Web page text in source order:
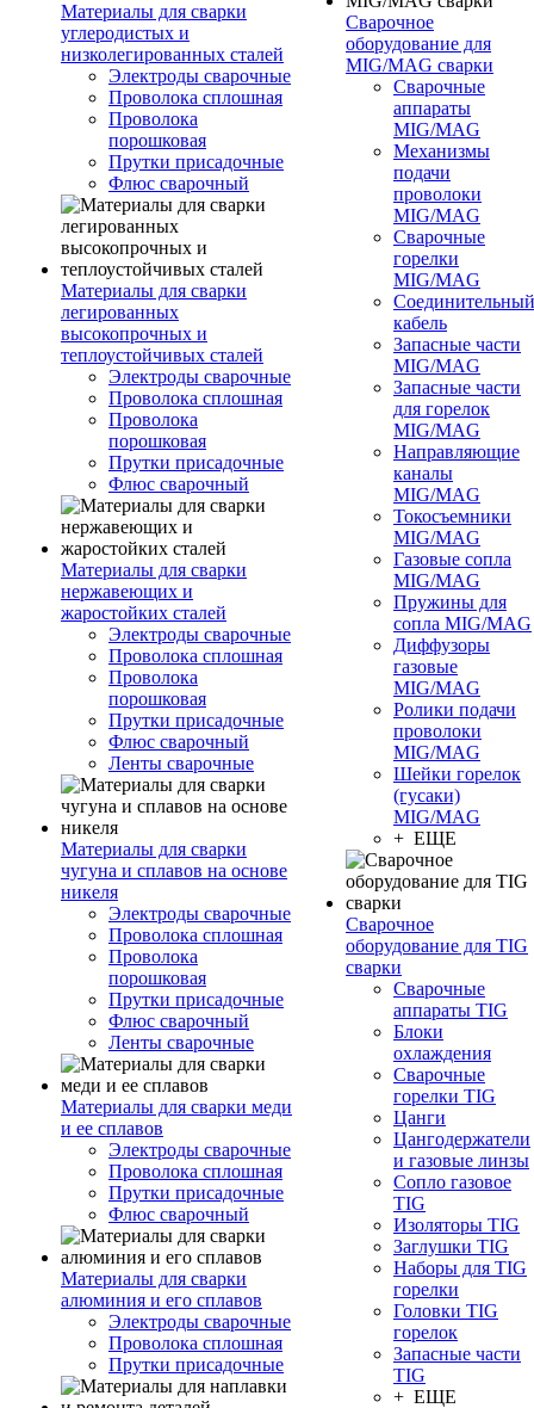
Материалы для сварки
углеродистых и
низколегированных сталей
Электроды сварочные
Проволока сплошная
Проволока
порошковая
Прутки присадочные
Флюс сварочный
Материалы для сварки
легированных
высокопрочных и
теплоустойчивых сталей
Электроды сварочные
Проволока сплошная
Проволока
порошковая
Прутки присадочные
Флюс сварочный
Материалы для сварки
нержавеющих и
жаростойких сталей
Электроды сварочные
Проволока сплошная
Проволока
порошковая
Прутки присадочные
Флюс сварочный
Ленты сварочные
Материалы для сварки
чугуна и сплавов на основе
никеля
Электроды сварочные
Проволока сплошная
Проволока
порошковая
Прутки присадочные
Флюс сварочный
Ленты сварочные
Материалы для сварки меди
и ее сплавов
Электроды сварочные
Проволока сплошная
Прутки присадочные
Флюс сварочный
Материалы для сварки
алюминия и его сплавов
Электроды сварочные
Проволока сплошная
Прутки присадочные
Сварочное
оборудование для
MIG/MAG сварки
Сварочные
аппараты
MIG/MAG
Механизмы
подачи
проволоки
MIG/MAG
Сварочные
горелки
MIG/MAG
Соединительный
кабель
Запасные части
MIG/MAG
Запасные части
для горелок
MIG/MAG
Направляющие
каналы
MIG/MAG
Токосъемники
MIG/MAG
Газовые сопла
MIG/MAG
Пружины для
сопла MIG/MAG
Диффузоры
газовые
MIG/MAG
Ролики подачи
проволоки
MIG/MAG
Шейки горелок
(гусаки)
MIG/MAG
+ ЕЩЕ
Сварочное
оборудование для TIG
сварки
Сварочные
аппараты TIG
Блоки
охлаждения
Сварочные
горелки TIG
Цанги
Цангодержатели
и газовые линзы
Сопло газовое
TIG
Изоляторы TIG
Заглушки TIG
Наборы для TIG
горелки
Головки TIG
горелок
Запасные части
TIG
+ ЕЩЕ